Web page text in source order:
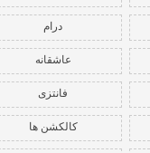
عاشقانه
فانتزی
کالکشن ها